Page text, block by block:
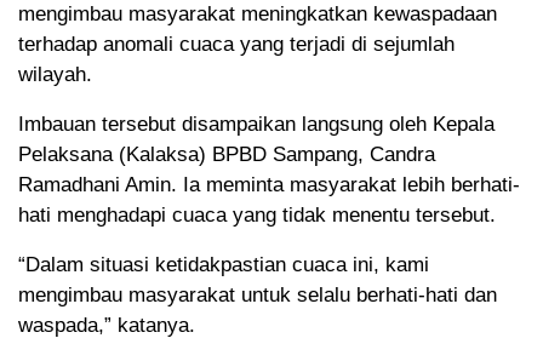
mengimbau masyarakat meningkatkan kewaspadaan
terhadap anomali cuaca yang terjadi di sejumlah
wilayah.
Imbauan tersebut disampaikan langsung oleh Kepala
Pelaksana (Kalaksa) BPBD Sampang, Candra
Ramadhani Amin. Ia meminta masyarakat lebih berhati-
hati menghadapi cuaca yang tidak menentu tersebut.
“Dalam situasi ketidakpastian cuaca ini, kami
mengimbau masyarakat untuk selalu berhati-hati dan
waspada,” katanya.